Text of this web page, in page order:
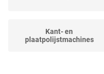
Kant- en
plaatpolijstmachines